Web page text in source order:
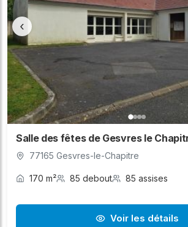
‹
Salle des fêtes de Gesvres le
77165 Gesvres-le-Chapitre
170 m² 85 debout 85 assises
Voir les détails